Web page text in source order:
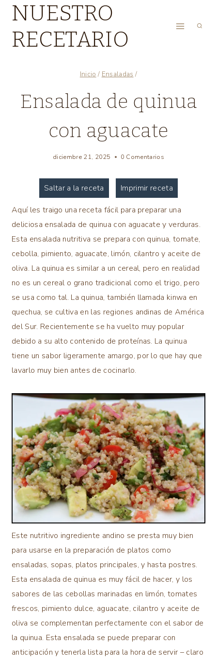
Saltar
contenido
NUESTRO
RECETARIO
Inicio / Ensaladas /
DIETA
|
ENSALADAS
RECETAS
|
LAS
RECETAS
|
VEGANAS
VEGETARIANAS
|
VERDURAS
Ensalada de quinua
con aguacate
enero 2, 2017
diciembre 21, 2025 0 Comentarios
Saltar a la receta Imprimir receta
Aquí les traigo una receta fácil para preparar una
deliciosa ensalada de quinua con aguacate y verduras.
Esta ensalada nutritiva se prepara con quinua, tomate,
cebolla, pimiento, aguacate, limón, cilantro y aceite de
oliva. La quinua es similar a un cereal, pero en realidad
no es un cereal o grano tradicional como el trigo, pero
se usa como tal. La quinua, también llamada kinwa en
quechua, se cultiva en las regiones andinas de América
del Sur. Recientemente se ha vuelto muy popular
debido a su alto contenido de proteínas. La quinua
tiene un sabor ligeramente amargo, por lo que hay que
lavarlo muy bien antes de cocinarlo.
Este nutritivo ingrediente andino se presta muy bien
para usarse en la preparación de platos como
ensaladas, sopas, platos principales, y hasta postres.
Esta ensalada de quinua es muy fácil de hacer, y los
sabores de las cebollas marinadas en limón, tomates
frescos, pimiento dulce, aguacate, cilantro y aceite de
oliva se complementan perfectamente con el sabor de
la quinua. Esta ensalada se puede preparar con
anticipación y tenerla lista para la hora de servir – claro